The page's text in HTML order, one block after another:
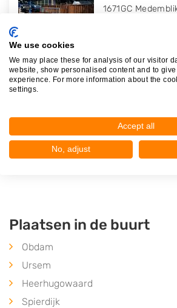
1671GC
1121DR Landsmeer
Op 23,78 km afstand
Plaatsen in de buurt
Obdam
Ursem
Heerhugowaard
Spierdijk
We use cookies
We may place these for analysis of our visitor
website, show personalised content and to
experience. For more information about the
settings.
Accept all
No, adjust